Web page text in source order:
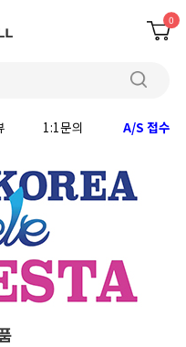
0
1:1문의 A/S 접수